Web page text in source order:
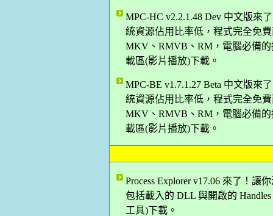
MPC-HC v2.2.1.48 Dev 中文版來
統資源佔用比率低，程式完全免
MKV、RMVB、RM，電腦必備
載區(影片播放)下載。
MPC-BE v1.7.1.27 Beta 中文版來
統資源佔用比率低，程式完全免
MKV、RMVB、RM，電腦必備
載區(影片播放)下載。
Process Explorer v17.06 來了！讓
包括載入的 DLL 與開啟的
工具)下載。